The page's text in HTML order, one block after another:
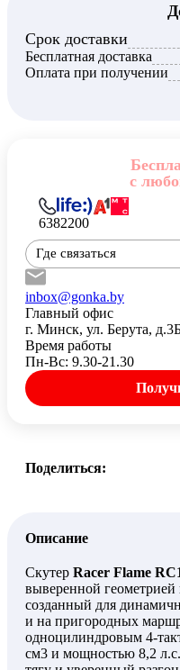
Срок доставки
Бесплатная доставка
Оплата при получении
с
6382200
Где связаться
inbox@gonka.by
Главный офис
г. Минск, ул. Берута,
Время работы
Пн-Вс: 9.30-21.30
Поделиться:
Описание
Скутер Racer Flame
выверенной геометрией
созданный для
и на пригородных
одноцилиндровым 4-
см3 и мощностью 8,2